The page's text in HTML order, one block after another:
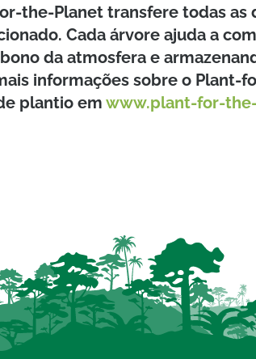
the-Planet transfere todas as
Cada árvore ajuda a
da atmosfera e
informações sobre o Plant-
plantio em www.plant-for-